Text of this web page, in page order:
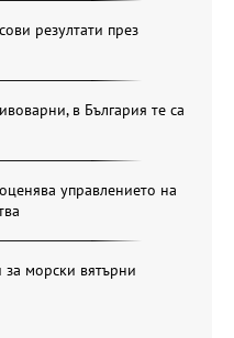
резултати през
в България те са
управлението на
за морски вятърни